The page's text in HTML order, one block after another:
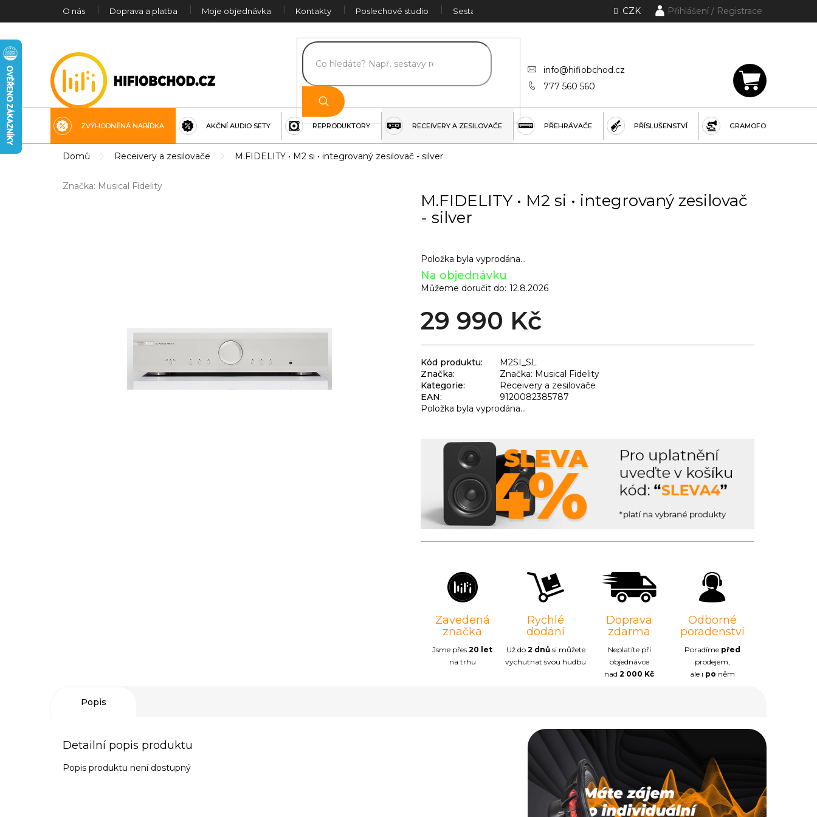
O nás Doprava a platba Moje objednávka Kontakty Poslechové studio Sestava na míru CZK Přihlášení
info@hifiobchod.cz
777 560 560
NÁKUPNÍ
ZVÝHODNĚNÁ NABÍDKA AKČNÍ AUDIO SETY REPRODUKTORY RECEIVERY A ZESILOVAČE PŘEHRÁVAČE PŘÍSLUŠENSTVÍ GRAMOFONY
Domů Receivery a zesilovače M.FIDELITY • M2 si • integrovaný zesilovač - silver
Značka: Musical Fidelity
M.FIDELITY • M2 si • integrovaný zesilovač
- silver
Na objednávku
Můžeme doručit do: 12.8.2026
29 990 Kč
Položka byla vyprodána…
Kód produktu:
M2SI_SL
Značka:
Značka: Musical Fidelity
Kategorie:
Receivery a zesilovače
EAN:
9120082385787
Položka byla vyprodána…
Zavedená
značka
Jsme přes20 let
na trhu
Rychlé
dodání
Už do 2 dnůsi můžete
vychutnat svou hudbu
Doprava
zdarma
Neplatíte při
objednávce
nad2 000 Kč
Odborné
poradenství
Poradíme před
prodejem,
ale i po něm
Popis
Detailní popis produktu
Popis produktu není dostupný